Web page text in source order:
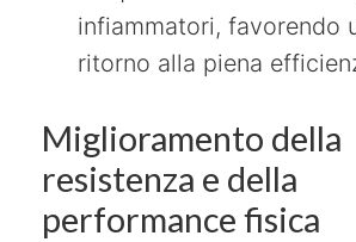
infiammatori, favorendo
ritorno alla piena
Miglioramento della
resistenza e della
performance fisica